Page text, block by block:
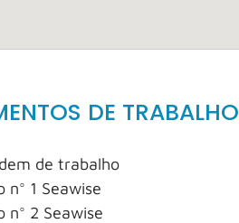
DE TRABALHO
de trabalho
n° 1 Seawise
n° 2 Seawise